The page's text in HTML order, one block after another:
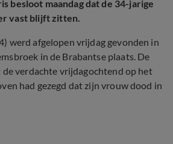
besloot maandag dat de 34-jarige
vast blijft zitten.
werd afgelopen vrijdag gevonden in
in de Brabantse plaats. De
verdachte vrijdagochtend op het
had gezegd dat zijn vrouw dood in